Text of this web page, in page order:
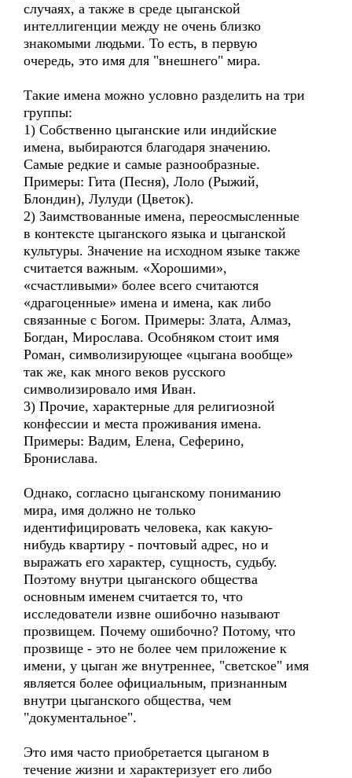
случаях, а также в среде цыганской
интеллигенции между не очень близко
знакомыми людьми. То есть, в первую
очередь, это имя для "внешнего" мира.
Такие имена можно условно разделить на три
группы:
1) Собственно цыганские или индийские
имена, выбираются благодаря значению.
Самые редкие и самые разнообразные.
Примеры: Гита (Песня), Лоло (Рыжий,
Блондин), Лулуди (Цветок).
2) Заимствованные имена, переосмысленные
в контексте цыганского языка и цыганской
культуры. Значение на исходном языке также
считается важным. «Хорошими»,
«счастливыми» более всего считаются
«драгоценные» имена и имена, как либо
связанные с Богом. Примеры: Злата, Алмаз,
Богдан, Мирослава. Особняком стоит имя
Роман, символизирующее «цыгана вообще»
так же, как много веков русского
символизировало имя Иван.
3) Прочие, характерные для религиозной
конфессии и места проживания имена.
Примеры: Вадим, Елена, Сеферино,
Бронислава.
Однако, согласно цыганскому пониманию
мира, имя должно не только
идентифицировать человека, как какую-
нибудь квартиру - почтовый адрес, но и
выражать его характер, сущность, судьбу.
Поэтому внутри цыганского общества
основным именем считается то, что
исследователи извне ошибочно называют
прозвищем. Почему ошибочно? Потому, что
прозвище - это не более чем приложение к
имени, у цыган же внутреннее, "светское" имя
является более официальным, признанным
внутри цыганского общества, чем
"документальное".
Это имя часто приобретается цыганом в
течение жизни и характеризует его либо